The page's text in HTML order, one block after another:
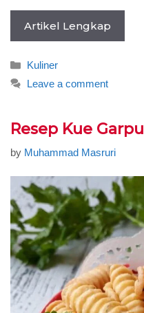
Artikel Lengkap
Categories
Kuliner
Leave a comment
Resep Kue Garpu
by Muhammad Masruri